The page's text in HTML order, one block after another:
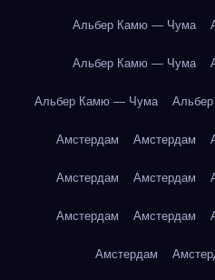
Альбер Камю — Чума
Альбер Камю — Чума
Альбер Камю — Чума
Амстердам Амстердам
Амстердам Амстердам
Амстердам Амстердам
Амстердам